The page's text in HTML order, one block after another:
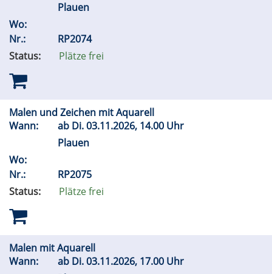
Plauen
Wo:
Nr.:
RP2074
Status:
Plätze frei
Malen und Zeichen mit Aquarell
Wann:
ab Di.03.11.2026, 14.00 Uhr
Plauen
Wo:
Nr.:
RP2075
Status:
Plätze frei
Malen mit Aquarell
Wann:
ab Di.03.11.2026, 17.00 Uhr